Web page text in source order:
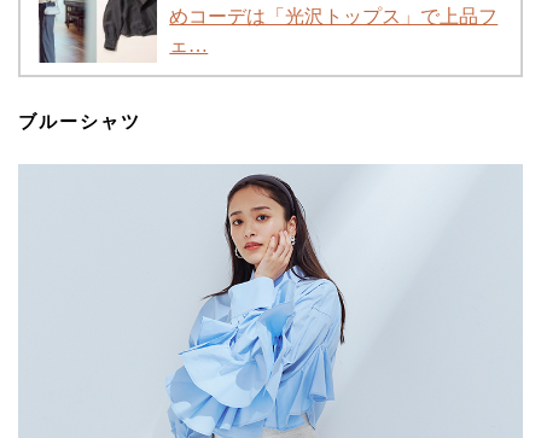
めコーデは「光沢トップス」で上品フ
ェ…
ブルーシャツ